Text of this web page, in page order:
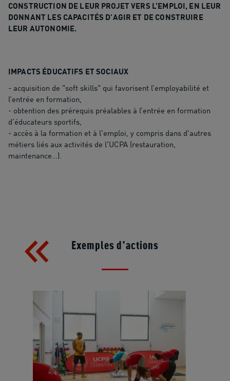
CONSTRUCTION DE LEUR PROJET VERS L’EMPLOI, EN LEUR
DONNANT LES CAPACITÉS D'AGIR ET DE CONSTRUIRE
LEUR AUTONOMIE.
IMPACTS ÉDUCATIFS ET SOCIAUX
- acquisition de "soft skills" qui favorisent l’employabilité et
l’entrée en formation,
- obtention des prérequis préalables à l’entrée en formation
d’éducateurs sportifs,
- accès à la formation et à l'emploi, y compris dans d'autres
métiers liés aux activités de l'UCPA (restauration,
maintenance…).
Exemples d'actions